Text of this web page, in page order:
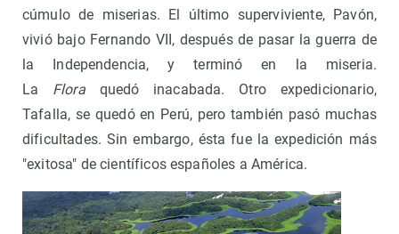
cúmulo de miserias. El último superviviente, Pavón,
vivió bajo Fernando VII, después de pasar la guerra de
la Independencia, y terminó en la miseria.
La Floraquedó inacabada. Otro expedicionario,
Tafalla, se quedó en Perú, pero también pasó muchas
dificultades. Sin embargo, ésta fue la expedición más
"exitosa" de científicos españoles a América.